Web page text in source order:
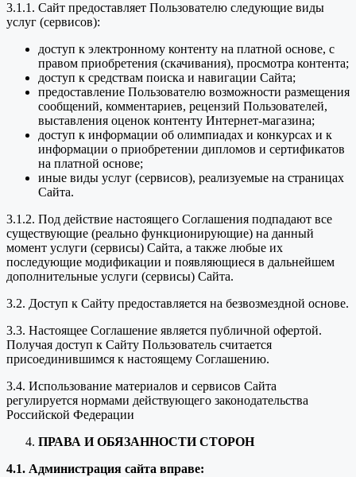
3.1.1. Сайт предоставляет Пользователю следующие виды
услуг (сервисов):
доступ к электронному контенту на платной основе, с
правом приобретения (скачивания), просмотра контента;
доступ к средствам поиска и навигации Сайта;
предоставление Пользователю возможности размещения
сообщений, комментариев, рецензий Пользователей,
выставления оценок контенту Интернет-магазина;
доступ к информации об олимпиадах и конкурсах и к
информации о приобретении дипломов и сертификатов
на платной основе;
иные виды услуг (сервисов), реализуемые на страницах
Сайта.
3.1.2. Под действие настоящего Соглашения подпадают все
существующие (реально функционирующие) на данный
момент услуги (сервисы) Сайта, а также любые их
последующие модификации и появляющиеся в дальнейшем
дополнительные услуги (сервисы) Сайта.
3.2. Доступ к Сайту предоставляется на безвозмездной основе.
3.3. Настоящее Соглашение является публичной офертой.
Получая доступ к Сайту Пользователь считается
присоединившимся к настоящему Соглашению.
3.4. Использование материалов и сервисов Сайта
регулируется нормами действующего законодательства
Российской Федерации
ПРАВА И ОБЯЗАННОСТИ СТОРОН
4.1. Администрация сайта вправе: